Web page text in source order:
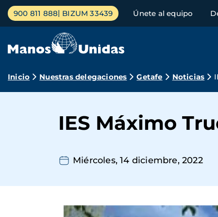
Pasar
contenido
Menú
principal
900 811 888 BIZUM 33439 Únete al equipo
Ruta
navegación
Inicio Nuestras delegaciones Getafe Noticias
IES Máximo
Miércoles, 14 diciembre, 2022